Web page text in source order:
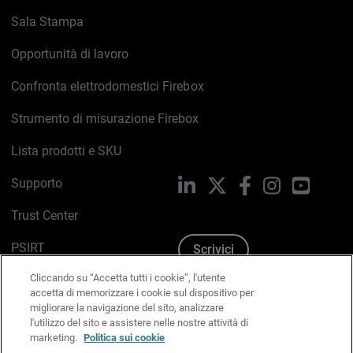
Sala Stampa
Opportunità di lavoro
Confronta elettrodomestici Firebox
Strumento di misurazione Firebox
Lista prodotti e SKU
Supporto
Trust Center
PSIRT
Politica sui cookie
Informativa sulla privacy
Kit Media & Brand
LinkedIn FacebookInstagram
Scrivici
Cliccando su “Accetta tutti i cookie”, l'utente
accetta di memorizzare i cookie sul dispositivo per
migliorare la navigazione del sito, analizzare
l'utilizzo del sito e assistere nelle nostre attività di
marketing. Politica sui cookie